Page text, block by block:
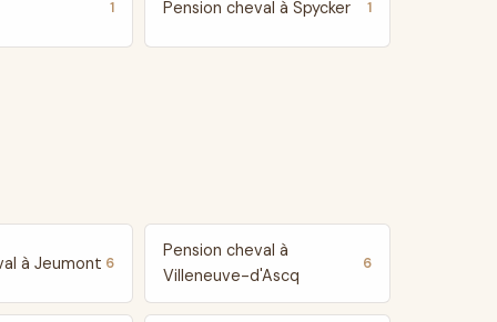
1 Pension cheval à Spycker 1
à Jeumont 6
Pension cheval à
Villeneuve-d'Ascq
6